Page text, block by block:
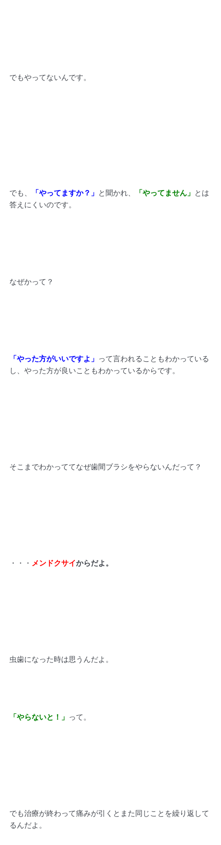
でもやってないんです。
でも、 「やってますか？」 と聞かれ、 「やってません」
とは
答えにくいのです。
なぜかって？
「やった方がいいですよ」
って言われることもわかっている
し、やった方が良いこともわかっているからです。
そこまでわかっててなぜ歯間ブラシをやらないんだって？
・・・ メンドクサイからだよ。
虫歯になった時は思うんだよ。
「やらないと！」 って。
でも治療が終わって痛みが引くとまた同じことを繰り返して
るんだよ。